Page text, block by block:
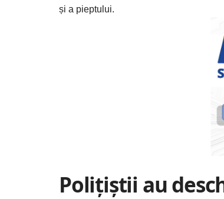
și a pieptului.
Polițiștii au